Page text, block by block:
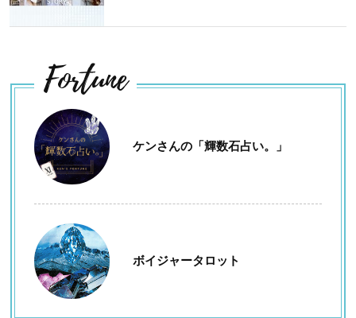
Fortune
ケンさんの「輝数石占い。」
ボイジャータロット